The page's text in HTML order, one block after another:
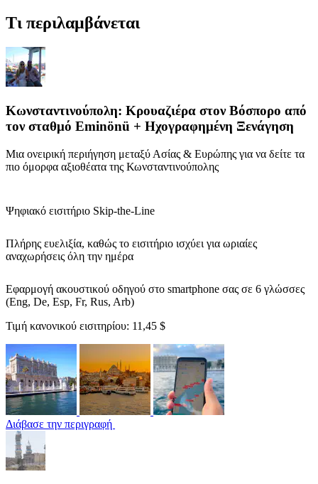
Τι περιλαμβάνεται
Κωνσταντινούπολη: Κρουαζιέρα στον Βόσπορο από
τον σταθμό Eminönü + Ηχογραφημένη Ξενάγηση
Μια ονειρική περιήγηση μεταξύ Ασίας & Ευρώπης για να δείτε τα
πιο όμορφα αξιοθέατα της Κωνσταντινούπολης
Ψηφιακό εισιτήριο Skip-the-Line
Πλήρης ευελιξία, καθώς το εισιτήριο ισχύει για ωριαίες
αναχωρήσεις όλη την ημέρα
Εφαρμογή ακουστικού οδηγού στο smartphone σας σε 6 γλώσσες
(Eng, De, Esp, Fr, Rus, Arb)
Τιμή κανονικού εισιτηρίου: 11,45 $
Διάβασε την περιγραφή